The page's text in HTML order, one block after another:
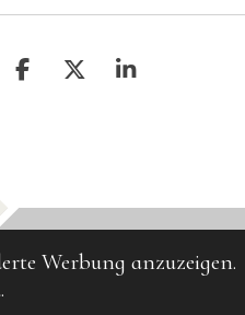
Werbung anzuzeigen.
T
T
T